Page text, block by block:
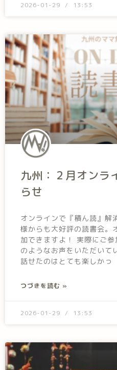
2026-01-29 13:53
九州：２月オンラ
らせ
オンラインで『積ん読』解
様からも大好評の読書会。
加できますよ！ 実際にご
のようなお声をいただいて
話せたのはとても楽しかっ
つづきを読む »
2026-01-29 13:53